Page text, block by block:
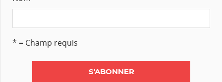
* = Champ requis